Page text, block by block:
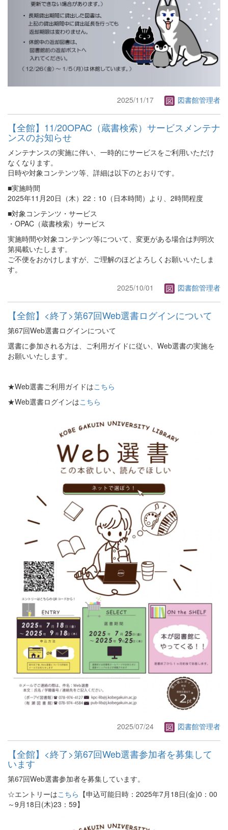
2025/11/17 図書館管理者
【全館】11/20OPAC（蔵書検索）サービスメンテナ
ンスのお知らせ
メンテナンスの実施に伴い、一時的にサービスをご利用いただけ
なくなります。
日時や対象コンテンツ等、詳細は以下のとおりです。
■実施時間
2025年11月20日（木）22：10（日本時間）より、2時間程度
■対象コンテンツ・サービス
・OPAC（蔵書検索）サービス
実施時間や対象コンテンツ等について、変更がある場合は判明次
第掲載いたします。
ご不便をおかけしますが、ご理解のほどよろしくお願いいたしま
す。
2025/10/01
図書館管理者
【全館】<終了>第67回Web選書ログインについて
第67回Web選書ログインについて
選書に参加される方は、ご利用ガイドに従い、Web選書の実施を
お願いいたします。
★Web選書ご利用ガイドはこちら
★Web選書ログインはこちら
2025/07/24 図書館管理者
【全館】<終了>第67回Web選書参加者を募集して
います
第67回Web選書参加者を募集しています。
☆エントリーはこちら 【申込可能日時：2025年7月18日(金)0：00
～9月18日(木)23：59】